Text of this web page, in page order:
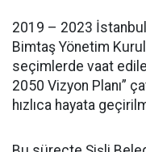
2019 – 2023 İstanbul
Bimtaş Yönetim
seçimlerde vaat
2050 Vizyon Planı”
hızlıca hayata